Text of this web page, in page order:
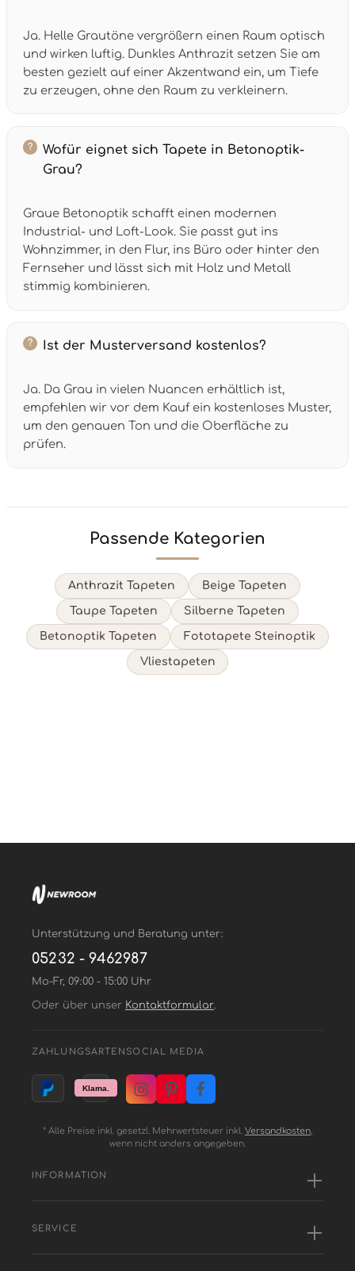
Ja. Helle Grautöne vergrößern einen Raum optisch
und wirken luftig. Dunkles Anthrazit setzen Sie am
besten gezielt auf einer Akzentwand ein, um Tiefe
zu erzeugen, ohne den Raum zu verkleinern.
Wofür eignet sich Tapete in Betonoptik-
Grau?
Graue Betonoptik schafft einen modernen
Industrial- und Loft-Look. Sie passt gut ins
Wohnzimmer, in den Flur, ins Büro oder hinter den
Fernseher und lässt sich mit Holz und Metall
stimmig kombinieren.
Ist der Musterversand kostenlos?
Ja. Da Grau in vielen Nuancen erhältlich ist,
empfehlen wir vor dem Kauf ein kostenloses Muster,
um den genauen Ton und die Oberfläche zu
prüfen.
Passende Kategorien
Anthrazit Tapeten Beige Tapeten
Taupe Tapeten Silberne Tapeten
Betonoptik Tapeten Fototapete Steinoptik
Vliestapeten
Unterstützung und Beratung unter:
05232 - 9462987
Mo-Fr, 09:00 - 15:00 Uhr
Oder über unser Kontaktformular.
ZAHLUNGSARTEN SOCIAL MEDIA
* Alle Preise inkl. gesetzl. Mehrwertsteuer inkl. Versandkosten,
wenn nicht anders angegeben.
INFORMATION
SERVICE